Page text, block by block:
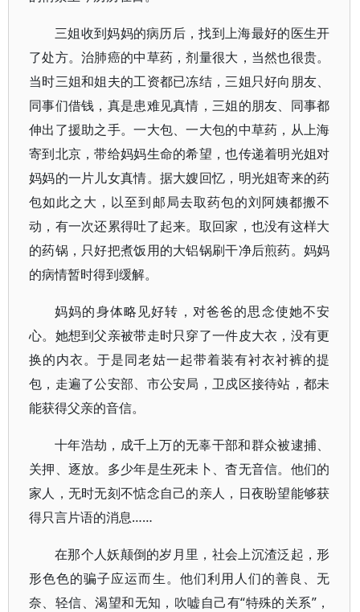
三姐收到妈妈的病历后，找到上海最好的医生开
了处方。治肺癌的中草药，剂量很大，当然也很贵。
当时三姐和姐夫的工资都已冻结，三姐只好向朋友、
同事们借钱，真是患难见真情，三姐的朋友、同事都
伸出了援助之手。一大包、一大包的中草药，从上海
寄到北京，带给妈妈生命的希望，也传递着明光姐对
妈妈的一片儿女真情。据大嫂回忆，明光姐寄来的药
包如此之大，以至到邮局去取药包的刘阿姨都搬不
动，有一次还累得吐了起来。取回家，也没有这样大
的药锅，只好把煮饭用的大铝锅刷干净后煎药。妈妈
的病情暂时得到缓解。
妈妈的身体略见好转，对爸爸的思念使她不安
心。她想到父亲被带走时只穿了一件皮大衣，没有更
换的内衣。于是同老姑一起带着装有衬衣衬裤的提
包，走遍了公安部、市公安局，卫戍区接待站，都未
能获得父亲的音信。
十年浩劫，成千上万的无辜干部和群众被逮捕、
关押、逐放。多少年是生死未卜、杳无音信。他们的
家人，无时无刻不惦念自己的亲人，日夜盼望能够获
得只言片语的消息……
在那个人妖颠倒的岁月里，社会上沉渣泛起，形
形色色的骗子应运而生。他们利用人们的善良、无
奈、轻信、渴望和无知，吹嘘自己有“特殊的关系”，